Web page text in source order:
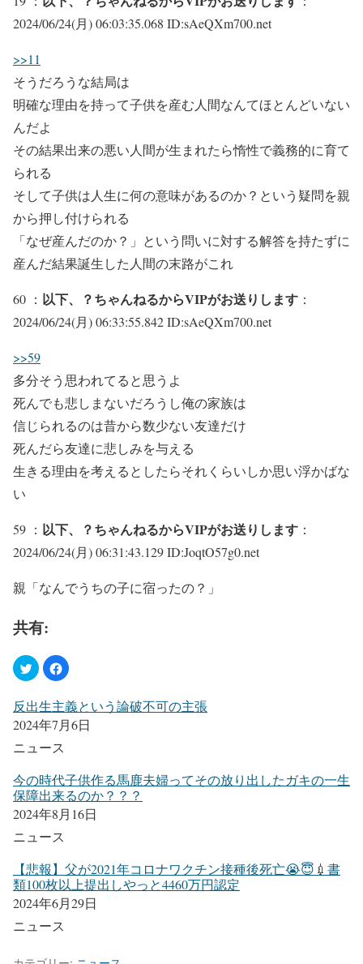
2024/06/24(月) 06:03:35.068 ID:sAeQXm700.net
>>11
そうだろうな結局は
明確な理由を持って子供を産む人間なんてほとんどいない
んだよ
その結果出来の悪い人間が生まれたら惰性で義務的に育て
られる
そして子供は人生に何の意味があるのか？という疑問を親
から押し付けられる
「なぜ産んだのか？」という問いに対する解答を持たずに
産んだ結果誕生した人間の末路がこれ
60 ： 以下、？ちゃんねるからVIPがお送りします ：
2024/06/24(月) 06:33:55.842 ID:sAeQXm700.net
>>59
多分そう思われてると思うよ
死んでも悲しまないだろうし俺の家族は
信じられるのは昔から数少ない友達だけ
死んだら友達に悲しみを与える
生きる理由を考えるとしたらそれくらいしか思い浮かばな
い
59 ： 以下、？ちゃんねるからVIPがお送りします ：
2024/06/24(月) 06:31:43.129 ID:JoqtO57g0.net
親「なんでうちの子に宿ったの？」
共有:
反出生主義という論破不可の主張
2024年7月6日
ニュース
今の時代子供作る馬鹿夫婦ってその放り出したガキの一生
保障出来るのか？？？
2024年8月16日
ニュース
【悲報】父が2021年コロナワクチン接種後死亡😭😇💉書
類100枚以上提出しやっと4460万円認定
2024年6月29日
ニュース